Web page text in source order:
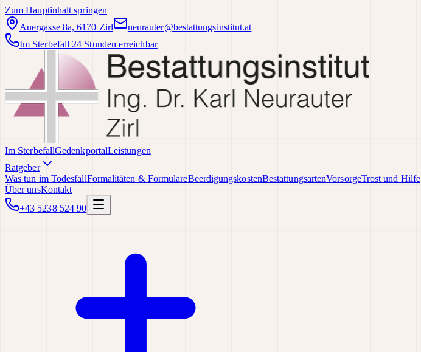
Zum Hauptinhalt springen
Auergasse 8a, 6170 Zirl
neurauter@bestattungsinstitut.at
Im Sterbefall 24 Stunden erreichbar
Im SterbefallGedenkportalLeistungen
Ratgeber
Was tun im TodesfallFormalitäten & FormulareBeerdigungskostenBestattungsartenVorsorgeTrost und Hilfe
Über unsKontakt
+43 5238 524 90